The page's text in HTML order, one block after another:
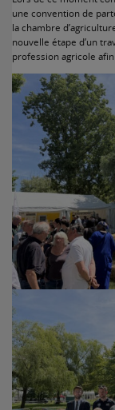
une convention de
la chambre
nouvelle étape d’un
profession agricole